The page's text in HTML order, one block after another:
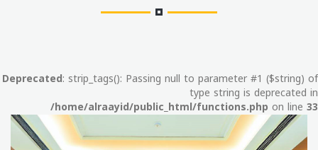
Deprecated: strip_tags(): Passing null to parameter #1 ($string) of
type string is deprecated in
/home/alraayid/public_html/functions.php on line 33